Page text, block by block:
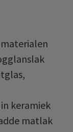
keramiek
matlak